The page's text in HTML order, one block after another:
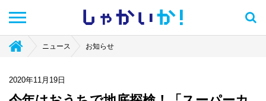
しゃかい か！
ニュース お知らせ
2020年11月19日